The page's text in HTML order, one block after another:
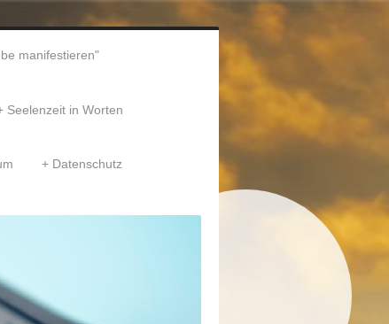
manifestieren"
Seelenzeit in Worten
Datenschutz